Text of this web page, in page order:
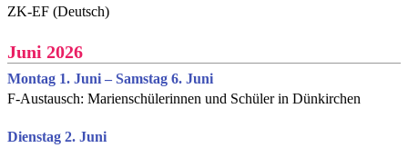
ZK-EF (Deutsch)
Juni 2026
Montag 1. Juni – Samstag 6. Juni
F-Austausch: Marienschülerinnen und Schüler in Dünkirchen
Dienstag 2. Juni